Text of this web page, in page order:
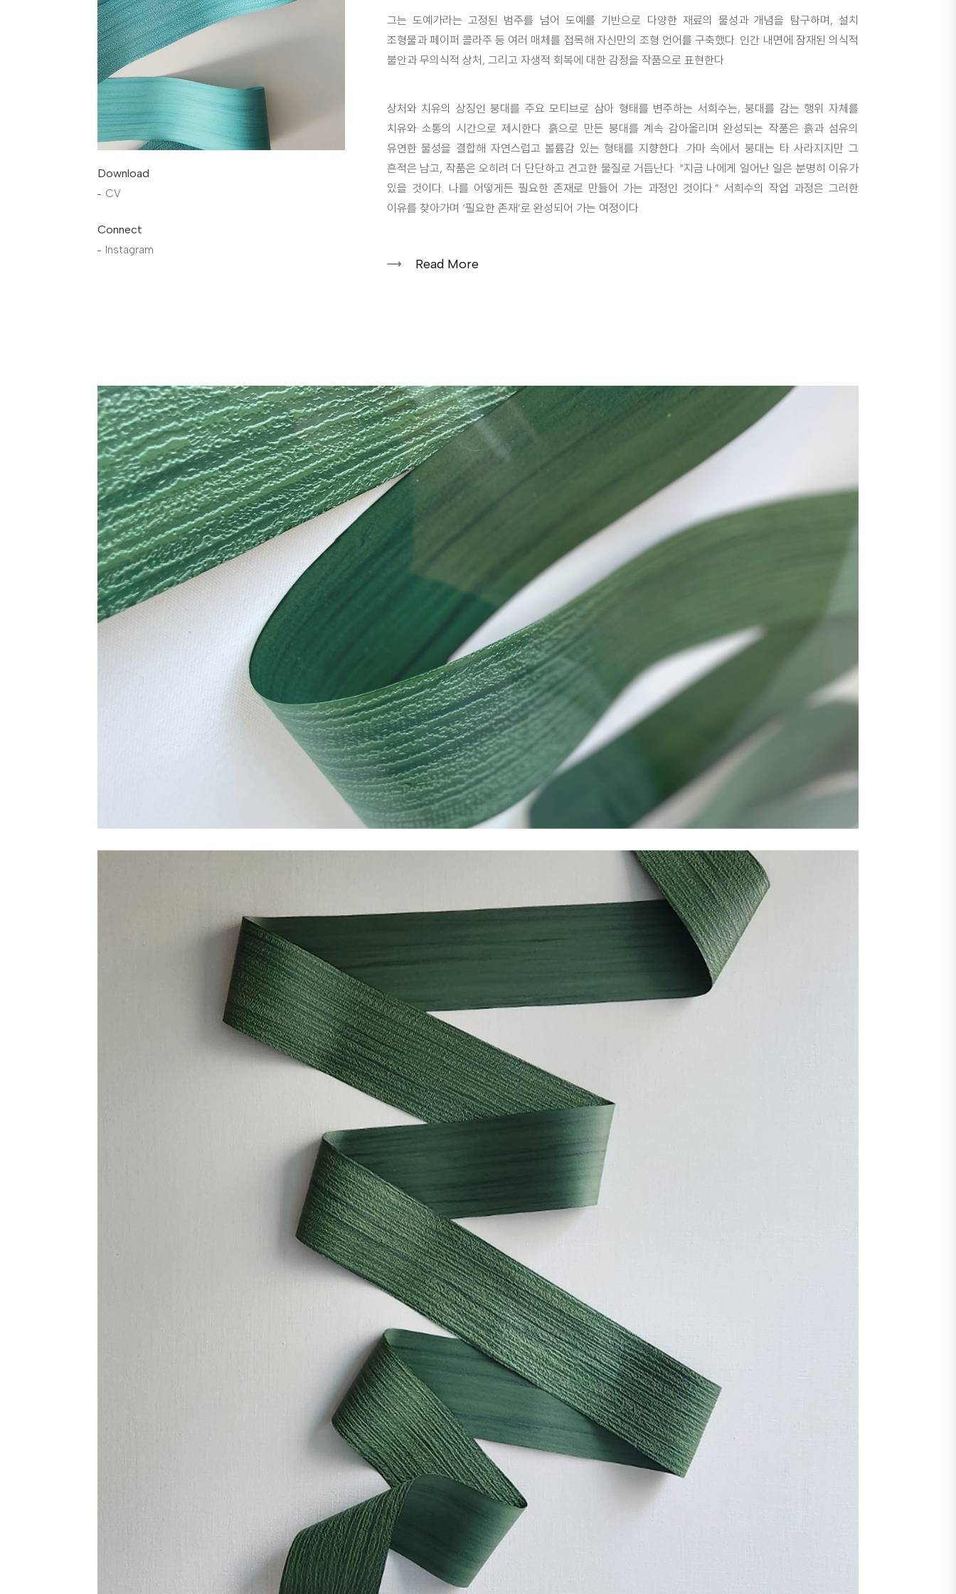
Download
CV
Connect
Instagram
그는 도예가라는 고정된 범주를 넘어 도예를 기반으로 다양한 재료의 물성과 개념을 탐구하며, 설치
조형물과 페이퍼 콜라주 등 여러 매체를 접목해 자신만의 조형 언어를 구축했다. 인간 내면에 잠재된 의식적
불안과 무의식적 상처, 그리고 자생적 회복에 대한 감정을 작품으로 표현한다.
상처와 치유의 상징인 붕대를 주요 모티브로 삼아 형태를 변주하는 서희수는, 붕대를 감는 행위 자체를
치유와 소통의 시간으로 제시한다. 흙으로 만든 붕대를 계속 감아올리며 완성되는 작품은 흙과 섬유의
유연한 물성을 결합해 자연스럽고 볼륨감 있는 형태를 지향한다. 가마 속에서 붕대는 타 사라지지만 그
흔적은 남고, 작품은 오히려 더 단단하고 견고한 물질로 거듭난다. “지금 나에게 일어난 일은 분명히 이유가
있을 것이다. 나를 어떻게든 필요한 존재로 만들어 가는 과정인 것이다.” 서희수의 작업 과정은 그러한
이유를 찾아가며 ‘필요한 존재’로 완성되어 가는 여정이다.
Read More